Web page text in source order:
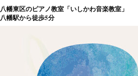
コ
ン
八幡東区のピアノ教室「いしかわ音楽教室」
八幡駅から徒歩5分